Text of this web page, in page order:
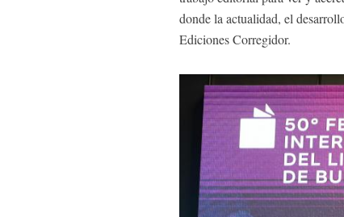
donde la actualidad, el
Ediciones Corregidor.